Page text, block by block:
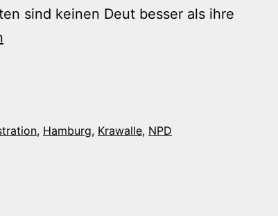
sind keinen Deut besser als ihre
, Hamburg, Krawalle, NPD